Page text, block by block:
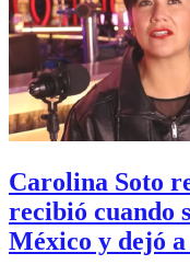
Carolina Soto
recibió cuando
México y dejó